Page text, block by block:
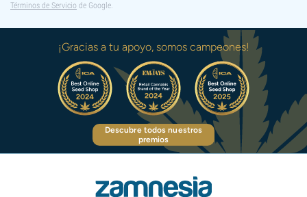
Términos de Servicio de Google.
¡Gracias a tu apoyo, somos campeones!
Descubre todos nuestros
premios